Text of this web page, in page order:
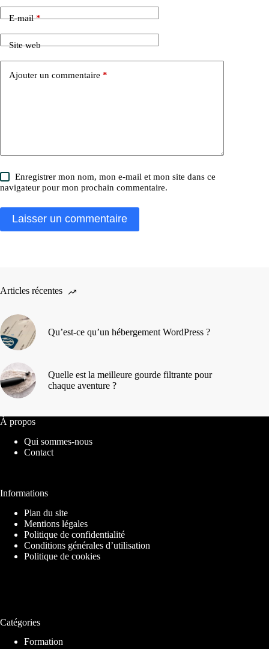
E-mail*
Site web
Ajouter un commentaire *
Enregistrer mon nom, mon e-mail et mon site dans ce
navigateur pour mon prochain commentaire.
Laisser un commentaire
Articles récentes
Qu’est-ce qu’un hébergement WordPress ?
Quelle est la meilleure gourde filtrante pour
chaque aventure ?
À propos
Qui sommes-nous
Contact
Informations
Plan du site
Mentions légales
Politique de confidentialité
Conditions générales d’utilisation
Politique de cookies
Catégories
Formation